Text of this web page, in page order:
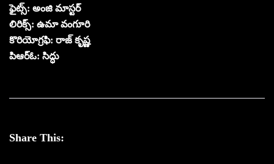
ఫైట్స్‌: అంజి మాస్ట‌ర్
లిరిక్స్‌: ఉమా వంగూరి
కొరియోగ్ర‌ఫి: రాజ్‌ కృష్ణ‌
పిఆర్ఓ: సిద్ధు
Share This: